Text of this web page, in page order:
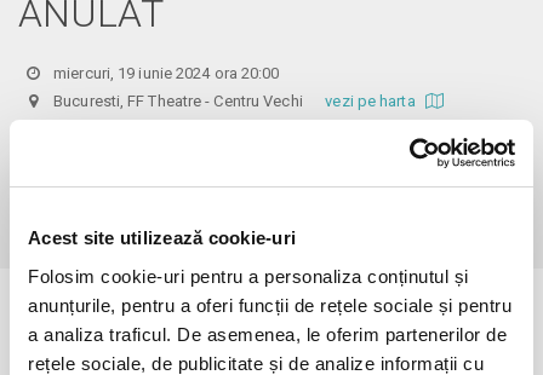
Acest site utilizează cookie-uri
Folosim cookie-uri pentru a personaliza conținutul și
anunțurile, pentru a oferi funcții de rețele sociale și pentru
a analiza traficul. De asemenea, le oferim partenerilor de
rețele sociale, de publicitate și de analize informații cu
ANULAT
miercuri, 19 iunie 2024 ora 20:00
Bucuresti, FF Theatre - Centru Vechivezi pe harta
Din respect pentru actori si public avem rugamintea de a va
prezenta cu cel putin 30 de minute inainte de inceperea spectacolului.
valabilitatea.
Evenimentul a expirat.